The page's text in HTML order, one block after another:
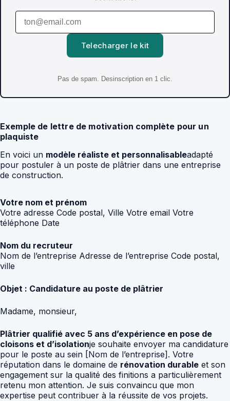
Telecharger le kit
Pas de spam. Desinscription en 1 clic.
Exemple de lettre de motivation complète pour un
plaquiste
En voici un modèle réaliste et personnalisableadapté
pour postuler à un poste de plâtrier dans une entreprise
de construction.
Votre nom et prénom
Votre adresse Code postal, Ville Votre email Votre
téléphone Date
Nom du recruteur
Nom de l’entreprise Adresse de l’entreprise Code postal,
ville
Objet : Candidature au poste de plâtrier
Madame, monsieur,
Plâtrier qualifié avec 5 ans d’expérience en pose de
cloisons et d’isolationje souhaite envoyer ma candidature
pour le poste au sein [Nom de l’entreprise]. Votre
réputation dans le domaine de rénovation durable et son
engagement sur la qualité des finitions a particulièrement
retenu mon attention. Je suis convaincu que mon
expertise peut contribuer à la réussite de vos projets.